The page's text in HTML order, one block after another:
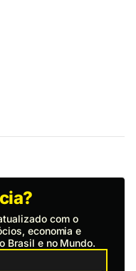
com o
economia e
Brasil e no Mundo.